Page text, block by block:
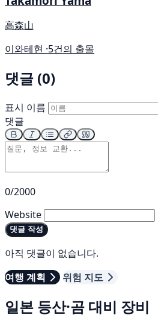
高森山
이와테현 ·5건의 출몰
댓글 (0)
표시 이름
댓글
0/2000
Website
댓글 작성
아직 댓글이 없습니다.
여행 계획
위험 지도
일본 등산·곰 대비 장비